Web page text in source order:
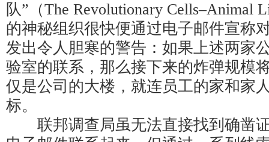
队”（The Revolutionary Cells–Animal
的神秘组织很快便通过电子邮件宣称
发出令人胆寒的警告：如果上述两家
验室的联系，那么接下来的炸弹规模
仅是公司的大楼，就连员工的家和家
标。
联邦调查局虽无法直接找到确凿